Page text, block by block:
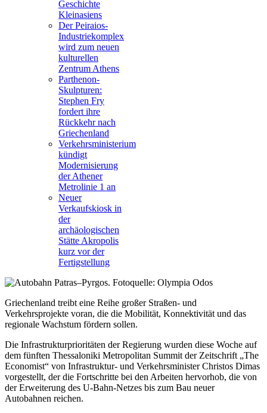
Geschichte
Kleinasiens
Der Peiraios-
Industriekomplex
wird zum neuen
kulturellen
Zentrum Athens
Parthenon-
Skulpturen:
Stephen Fry
fordert ihre
Rückkehr nach
Griechenland
Verkehrsministerium
kündigt
Modernisierung
der Athener
Metrolinie 1 an
Neuer
Verkaufskiosk in
der
archäologischen
Stätte Akropolis
kurz vor der
Fertigstellung
Griechenland treibt eine Reihe großer Straßen- und
Verkehrsprojekte voran, die die Mobilität, Konnektivität und das
regionale Wachstum fördern sollen.
Die Infrastrukturprioritäten der Regierung wurden diese Woche auf
dem fünften Thessaloniki Metropolitan Summit der Zeitschrift „The
Economist“ von Infrastruktur- und Verkehrsminister Christos Dimas
vorgestellt, der die Fortschritte bei den Arbeiten hervorhob, die von
derErweiterung des U-Bahn-Netzes bis zum Bau neuer
Autobahnen reichen.